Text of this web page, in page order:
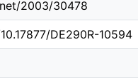
2003/30478
DE290R-10594